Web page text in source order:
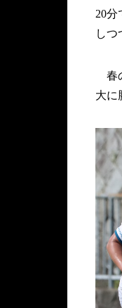
20分
しつ
春
大に